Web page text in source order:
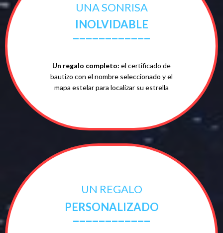
UNA SONRISA
INOLVIDABLE
Un regalo completo: el certificado de
bautizo con el nombre seleccionado y el
mapa estelar para localizar su estrella
UN REGALO
PERSONALIZADO